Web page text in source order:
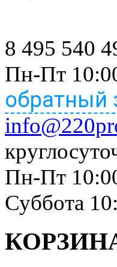
8 495 540
Пн-Пт
обратный
Пн-Пт
Суббота